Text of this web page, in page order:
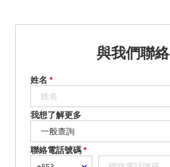
與我們聯絡
姓名 *
我想了解更多
聯絡電話號碼*